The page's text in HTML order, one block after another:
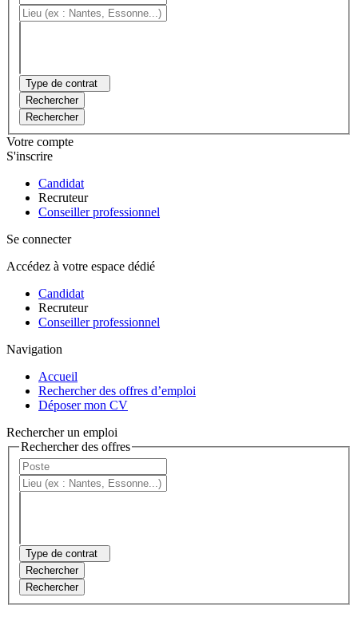
Type de contrat
Rechercher
Rechercher
Votre compte
S'inscrire
Candidat
Recruteur
Conseiller professionnel
Se connecter
Accédez à votre espace dédié
Candidat
Recruteur
Conseiller professionnel
Navigation
Accueil
Rechercher des offres d’emploi
Déposer mon CV
Rechercher un emploi
Rechercher des offres
Type de contrat
Rechercher
Rechercher